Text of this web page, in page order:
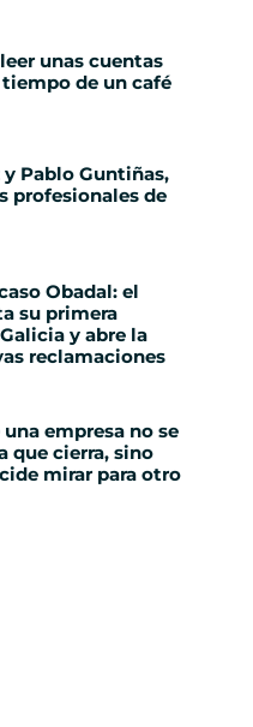
unas cuentas
de un café
Pablo Guntiñas,
profesionales de
Obadal: el
su primera
y abre la
reclamaciones
empresa no se
que cierra, sino
mirar para otro